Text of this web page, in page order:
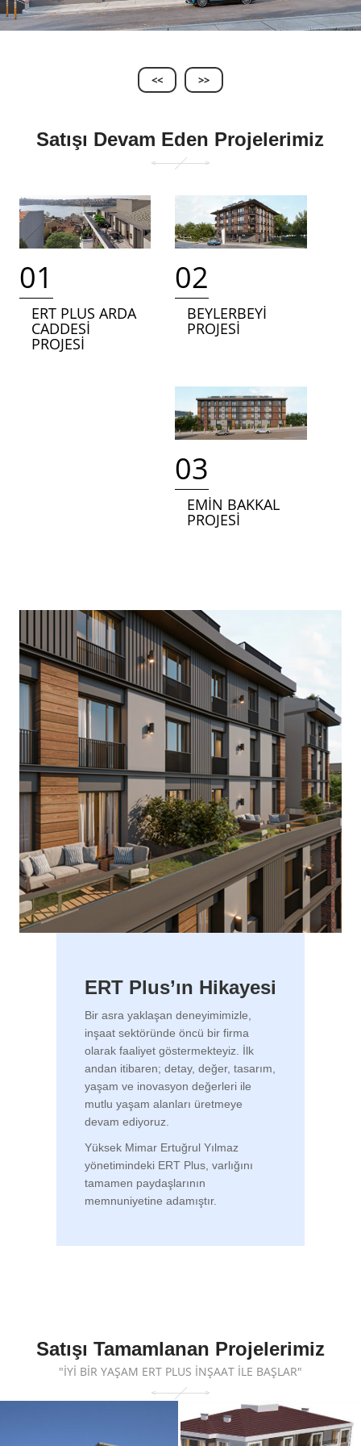
<< >>
Satışı Devam Eden Projelerimiz
01
ERT PLUS ARDA
CADDESİ
PROJESİ
02
BEYLERBEYİ
PROJESİ
03
EMİN BAKKAL
PROJESİ
ERT Plus’ın Hikayesi
Bir asra yaklaşan deneyimimizle,
inşaat sektöründe öncü bir firma
olarak faaliyet göstermekteyiz. İlk
andan itibaren; detay, değer, tasarım,
yaşam ve inovasyon değerleri ile
mutlu yaşam alanları üretmeye
devam ediyoruz.
Yüksek Mimar Ertuğrul Yılmaz
yönetimindeki ERT Plus, varlığını
tamamen paydaşlarının
memnuniyetine adamıştır.
Satışı Tamamlanan Projelerimiz
"İYİ BİR YAŞAM ERT PLUS İNŞAAT İLE BAŞLAR"